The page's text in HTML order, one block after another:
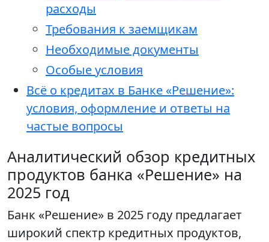
расходы
Требования к заемщикам
Необходимые документы
Особые условия
Всё о кредитах в Банке «Решение»:
условия, оформление и ответы на
частые вопросы
Аналитический обзор кредитных
продуктов банка «Решение» на
2025 год
Банк «Решение» в 2025 году предлагает
широкий спектр кредитных продуктов,